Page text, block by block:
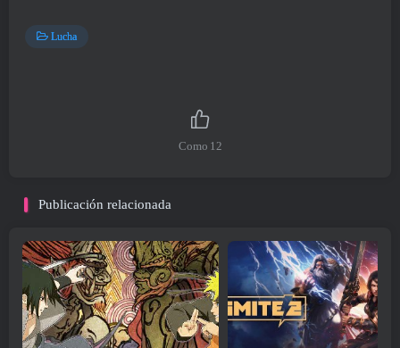
Lucha
Como 12
Publicación relacionada